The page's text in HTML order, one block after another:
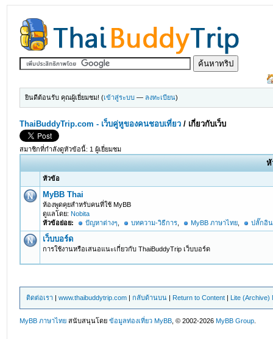
ยินดีต้อนรับ คุณผู้เยี่ยมชม! (เข้าสู่ระบบ — ลงทะเบียน)
ThaiBuddyTrip.com - เว็บคู่หูของคนชอบเที่ยว / เกี่ยวกับเว็บ
สมาชิกที่กำลังดูหัวข้อนี้: 1 ผู้เยี่ยมชม
หั
หัวข้อ
MyBB Thai
ห้องพูดคุยสำหรับคนที่ใช้ MyBB
ดูแลโดย:Nobita
หัวข้อย่อย:
ปัญหาต่างๆ บทความ-วิธีการ MyBB ภาษาไทย ปลั๊กอิ
เว็บบอร์ด
การใช้งานหรือเสนอแนะเกี่ยวกับ ThaiBuddyTrip เว็บบอร์ด
ติดต่อเรา |www.thaibuddytrip.com |กลับด้านบน | Return to Content | Lite (Archive)
MyBB ภาษาไทย สนับสนุนโดยข้อมูลท่องเที่ยว MyBB , © 2002-2026MyBB Group